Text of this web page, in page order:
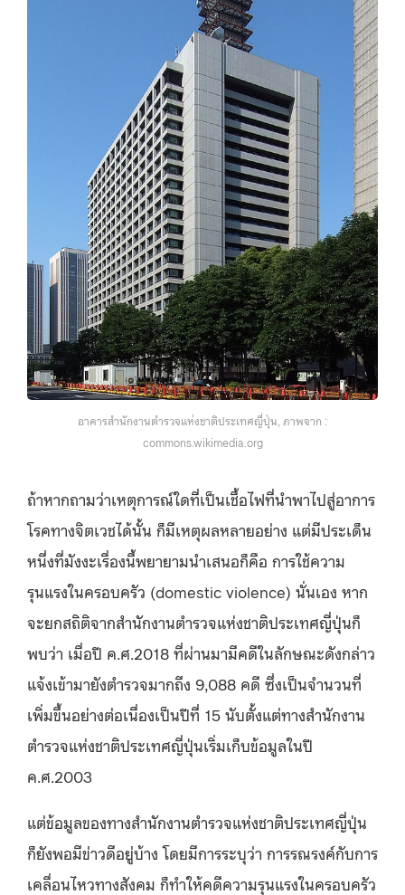
อาคารสำนักงานตำรวจแห่งชาติประเทศญี่ปุ่น, ภาพจาก :
commons.wikimedia.org
ถ้าหากถามว่าเหตุการณ์ใดที่เป็นเชื้อไฟที่นำพาไปสู่อาการ
โรคทางจิตเวชได้นั้น ก็มีเหตุผลหลายอย่าง แต่มีประเด็น
หนึ่งที่มังงะเรื่องนี้พยายามนำเสนอก็คือ การใช้ความ
รุนแรงในครอบครัว (domestic violence) นั่นเอง หาก
จะยกสถิติจากสำนักงานตำรวจแห่งชาติประเทศญี่ปุ่นก็
พบว่า เมื่อปี ค.ศ.2018 ที่ผ่านมามีคดีในลักษณะดังกล่าว
แจ้งเข้ามายังตำรวจมากถึง 9,088 คดี ซึ่งเป็นจำนวนที่
เพิ่มขึ้นอย่างต่อเนื่องเป็นปีที่ 15 นับตั้งแต่ทางสำนักงาน
ตำรวจแห่งชาติประเทศญี่ปุ่นเริ่มเก็บข้อมูลในปี
ค.ศ.2003
แต่ข้อมูลของทางสำนักงานตำรวจแห่งชาติประเทศญี่ปุ่น
ก็ยังพอมีข่าวดีอยู่บ้าง โดยมีการระบุว่า การรณรงค์กับการ
เคลื่อนไหวทางสังคม ก็ทำให้คดีความรุนแรงในครอบครัว